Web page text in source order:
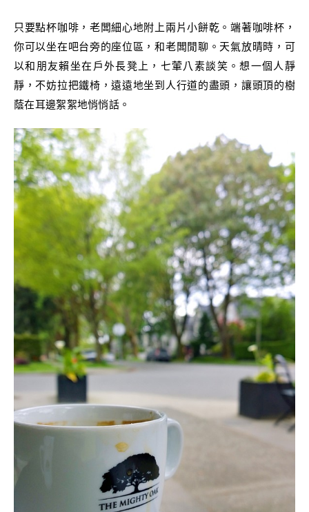
只要點杯咖啡，老闆細心地附上兩片小餅乾。端著咖啡杯，
你可以坐在吧台旁的座位區，和老闆閒聊。天氣放晴時，可
以和朋友賴坐在戶外長凳上，七葷八素談笑。想一個人靜
靜，不妨拉把鐵椅，遠遠地坐到人行道的盡頭，讓頭頂的樹
蔭在耳邊絮絮地悄悄話。